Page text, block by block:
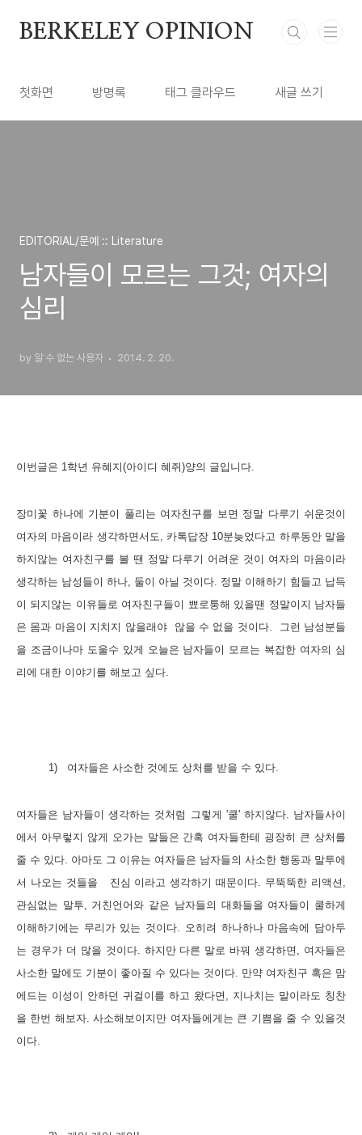
BERKELEY OPINION
첫화면 방명록 태그 클라우드 새글 쓰기
EDITORIAL/문예 :: Literature
남자들이 모르는 그것; 여자의
심리
by 알 수 없는 사용자 2014. 2. 20.
이번글은 1학년 유혜지(아이디 혜쥐)양의 글입니다.
장미꽃 하나에 기분이 풀리는 여자친구를 보면 정말 다루기 쉬운것이
여자의 마음이라 생각하면서도, 카톡답장 10분늦었다고 하루동안 말을
하지않는 여자친구를 볼 땐 정말 다루기 어려운 것이 여자의 마음이라
생각하는 남성들이 하나, 둘이 아닐 것이다. 정말 이해하기 힘들고 납득
이 되지않는 이유들로 여자친구들이 뾰로퉁해 있을땐 정말이지 남자들
은 몸과 마음이 지치지 않을래야
않을 수 없을 것이다.
그런 남성분들
을 조금이나마 도울수 있게 오늘은 남자들이 모르는 복잡한 여자의 심
리에 대한 이야기를 해보고 싶다.
1) 여자들은 사소한 것에도 상처를 받을 수 있다.
여자들은 남자들이 생각하는 것처럼 그렇게 '쿨' 하지않다. 남자들사이
에서 아무렇지 않게 오가는 말들은 간혹 여자들한테 굉장히 큰 상처를
줄 수 있다. 아마도 그 이유는 여자들은 남자들의 사소한 행동과 말투에
서 나오는 것들을
진심 이라고 생각하기 때문이다. 무뚝뚝한 리액션 ,
관심없는 말투, 거친언어와 같은 남자들의 대화들을 여자들이 쿨하게
이해하기에는 무리가 있는 것이다. 오히려 하나하나 마음속에 담아두
는 경우가 더 많을 것이다. 하지만 다른 말로 바꿔 생각하면 , 여자들은
사소한 말에도 기분이 좋아질 수 있다는 것이다. 만약 여자친구 혹은 맘
에드는 이성이 안하던 귀걸이를 하고 왔다면 , 지나치는 말이라도 칭찬
을 한번 해보자.사소해보이지만 여자들에게는 큰 기쁨을 줄 수 있을것
이다.